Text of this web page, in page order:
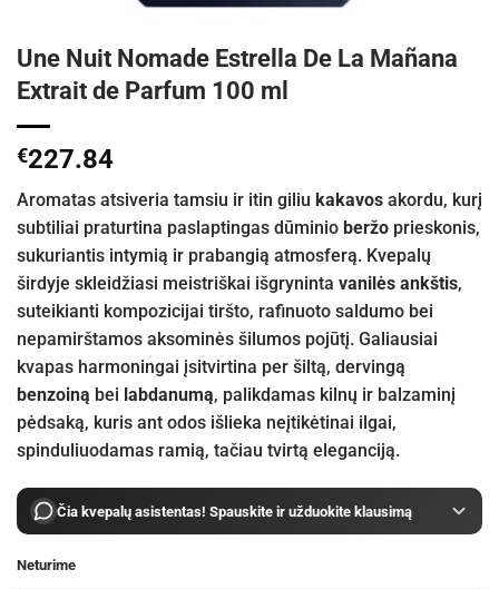
Une Nuit Nomade Estrella De La Mañana
Extrait de Parfum 100 ml
€227.84
Aromatas atsiveria tamsiu ir itin giliu kakavos akordu, kurį
subtiliai praturtina paslaptingas dūminio beržo prieskonis,
sukuriantis intymią ir prabangią atmosferą. Kvepalų
širdyje skleidžiasi meistriškai išgryninta vanilės ankštis,
suteikianti kompozicijai tiršto, rafinuoto saldumo bei
nepamirštamos aksominės šilumos pojūtį. Galiausiai
kvapas harmoningai įsitvirtina per šiltą, dervingą
benzoiną bei labdanumą, palikdamas kilnų ir balzaminį
pėdsaką, kuris ant odos išlieka neįtikėtinai ilgai,
spinduliuodamas ramią, tačiau tvirtą eleganciją.
Čia kvepalų asistentas! Spauskite ir užduokite klausimą
Neturime